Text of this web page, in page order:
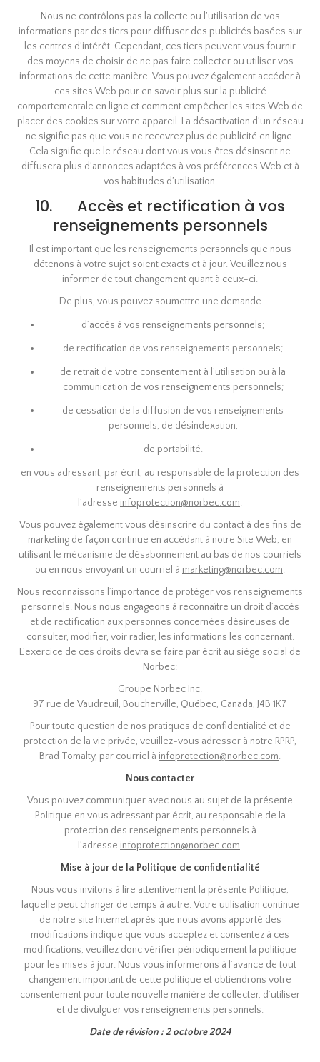
Nous ne contrôlons pas la collecte ou l’utilisation de vos
informations par des tiers pour diffuser des publicités basées sur
les centres d’intérêt. Cependant, ces tiers peuvent vous fournir
des moyens de choisir de ne pas faire collecter ou utiliser vos
informations de cette manière. Vous pouvez également accéder à
ces sites Web pour en savoir plus sur la publicité
comportementale en ligne et comment empêcher les sites Web de
placer des cookies sur votre appareil. La désactivation d’un réseau
ne signifie pas que vous ne recevrez plus de publicité en ligne.
Cela signifie que le réseau dont vous vous êtes désinscrit ne
diffusera plus d’annonces adaptées à vos préférences Web et à
vos habitudes d’utilisation.
10. Accès et rectification à vos
renseignements personnels
Il est important que les renseignements personnels que nous
détenons à votre sujet soient exacts et à jour. Veuillez nous
informer de tout changement quant à ceux-ci.
De plus, vous pouvez soumettre une demande
d’accès à vos renseignements personnels;
de rectification de vos renseignements personnels;
de retrait de votre consentement à l’utilisation ou à la
communication de vos renseignements personnels;
de cessation de la diffusion de vos renseignements
personnels, de désindexation;
de portabilité.
en vous adressant, par écrit, au responsable de la protection des
renseignements personnels à
l’adresse infoprotection@norbec.com.
Vous pouvez également vous désinscrire du contact à des fins de
marketing de façon continue en accédant à notre Site Web, en
utilisant le mécanisme de désabonnement au bas de nos courriels
ou en nous envoyant un courriel à marketing@norbec.com.
Nous reconnaissons l’importance de protéger vos renseignements
personnels. Nous nous engageons à reconnaître un droit d’accès
et de rectification aux personnes concernées désireuses de
consulter, modifier, voir radier, les informations les concernant.
L’exercice de ces droits devra se faire par écrit au siège social de
Norbec:
Groupe Norbec Inc.
97 rue de Vaudreuil, Boucherville, Québec, Canada, J4B 1K7
Pour toute question de nos pratiques de confidentialité et de
protection de la vie privée, veuillez-vous adresser à notre RPRP,
Brad Tomalty, par courriel à infoprotection@norbec.com.
Nous contacter
Vous pouvez communiquer avec nous au sujet de la présente
Politique en vous adressant par écrit, au responsable de la
protection des renseignements personnels à
l’adresse infoprotection@norbec.com.
Mise à jour de la Politique de confidentialité
Nous vous invitons à lire attentivement la présente Politique,
laquelle peut changer de temps à autre. Votre utilisation continue
de notre site Internet après que nous avons apporté des
modifications indique que vous acceptez et consentez à ces
modifications, veuillez donc vérifier périodiquement la politique
pour les mises à jour. Nous vous informerons à l’avance de tout
changement important de cette politique et obtiendrons votre
consentement pour toute nouvelle manière de collecter, d’utiliser
et de divulguer vos renseignements personnels.
Date de révision :2 octobre 2024